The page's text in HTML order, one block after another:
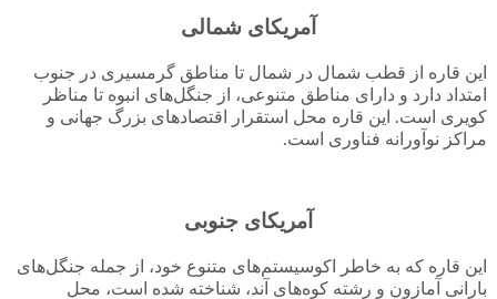
آمریکای شمالی
این قاره از قطب شمال در شمال تا مناطق گرمسیری در جنوب
امتداد دارد و دارای مناطق متنوعی، از جنگل‌های انبوه تا مناظر
کویری است. این قاره محل استقرار اقتصادهای بزرگ جهانی و
مراکز نوآورانه فناوری است.
آمریکای جنوبی
این قاره که به خاطر اکوسیستم‌های متنوع خود، از جمله جنگل‌های
بارانی آمازون و رشته کوه‌های آند، شناخته شده است، محل